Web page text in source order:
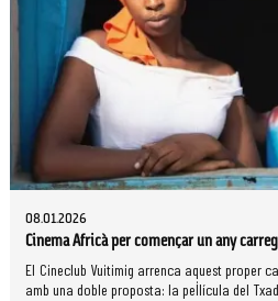
08.01.2026
Cinema Africà per començar un any
El Cineclub Vuitimig arrenca aquest proper
amb una doble proposta: la pel·lícula del